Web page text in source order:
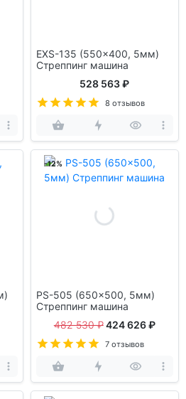
EXS-135 (550x400, 5мм)
Стреппинг машина
528 563 ₽
8 отзывов
-12%
PS-505 (650x500, 5мм)
Стреппинг машина
482 530 ₽424 626 ₽
7 отзывов